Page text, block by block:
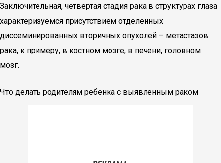
Заключительная, четвертая стадия рака в структурах глаза
характеризуемся присутствием отделенных
диссеминированных вторичных опухолей – метастазов
рака, к примеру, в костном мозге, в печени, головном
мозг.
Что делать родителям ребенка с выявленным раком